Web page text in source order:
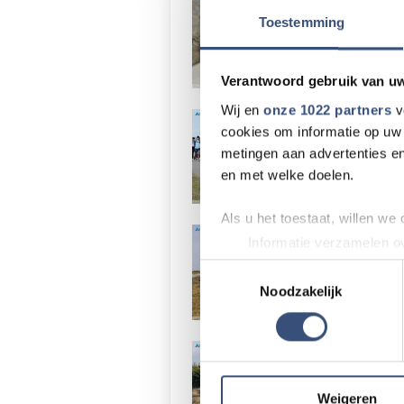
Toestemming
Verantwoord gebruik van
Wij en onze 1022 partners
cookies om informatie op
metingen aan advertenties
en met welke doelen.
Als u het toestaat, willen we
Informatie verzamelen
Uw apparaat
Lees meer over hoe uw
toestemming op elk
websiteverkeer te
media, adverteren en
Toestemmingsselectie
Noodzakelijk
Weigeren